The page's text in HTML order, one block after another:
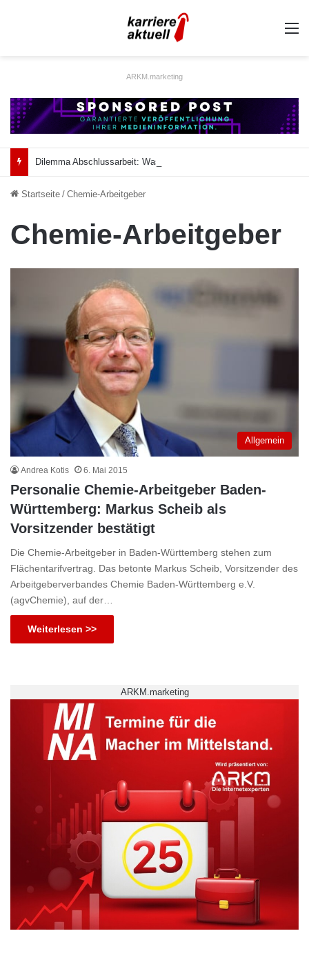
ARKM.marketing
Startseite / Chemie-Arbeitgeber
Chemie-Arbeitgeber
Allgemein
Andrea Kotis 6. Mai 2015
Personalie Chemie-Arbeitgeber Baden-
Württemberg: Markus Scheib als
Vorsitzender bestätigt
Die Chemie-Arbeitgeber in Baden-Württemberg stehen zum
Flächentarifvertrag. Das betonte Markus Scheib, Vorsitzender des
Arbeitgeberverbandes Chemie Baden-Württemberg e.V.
(agvChemie), auf der…
Weiterlesen >>
ARKM.marketing